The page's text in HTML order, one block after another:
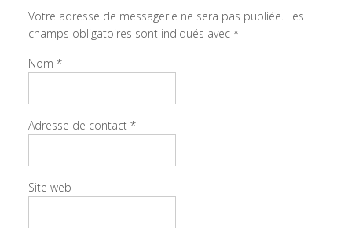
Votre adresse de messagerie ne sera pas publiée.Les
champs obligatoires sont indiqués avec *
Nom *
Adresse de contact *
Site web